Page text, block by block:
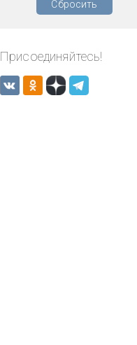
Сбросить
Присоединяйтесь!